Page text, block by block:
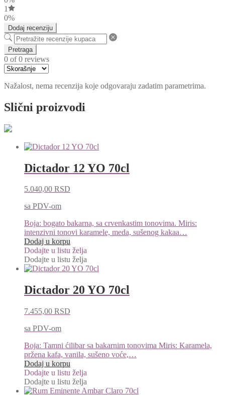
1
0%
Dodaj recenziju
Pretraga
0 of 0 reviews
Nažalost, nema recenzija koje odgovaraju zadatim parametrima.
Slični proizvodi
Dictador 12 YO 70cl
5.040,00 RSD
sa PDV-om
Boja: bogato bakarna, sa crvenkastim tonovima. Miris:
intenzivni tonovi karamele, meda, sušenog kakaa…
Dodaj u korpu
Dodajte u listu želja
Dodajte u listu želja
Dictador 20 YO 70cl
7.455,00 RSD
sa PDV-om
Boja: Tamni ćilibar sa bakarnim tonovima Miris: Karamela,
pržena kafa, vanila, sušeno voće,…
Dodaj u korpu
Dodajte u listu želja
Dodajte u listu želja